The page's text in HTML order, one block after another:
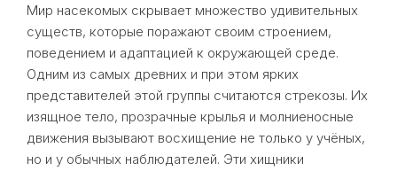
Мир насекомых скрывает множество удивительных
существ, которые поражают своим строением,
поведением и адаптацией к окружающей среде.
Одним из самых древних и при этом ярких
представителей этой группы считаются стрекозы. Их
изящное тело, прозрачные крылья и молниеносные
движения вызывают восхищение не только у учёных,
но и у обычных наблюдателей. Эти хищники